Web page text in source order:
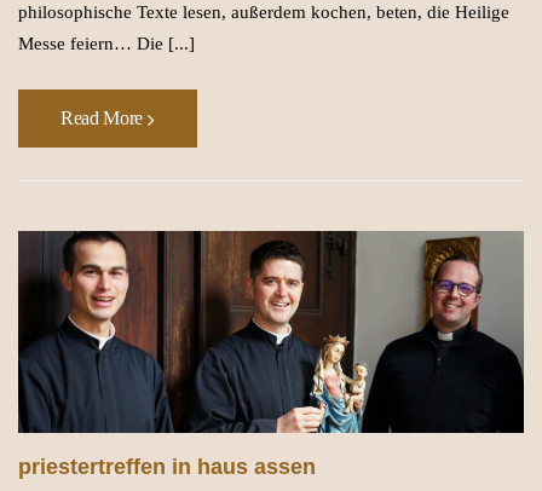
philosophische Texte lesen, außerdem kochen, beten, die Heilige
Messe feiern… Die [...]
Read More
priestertreffen in haus assen